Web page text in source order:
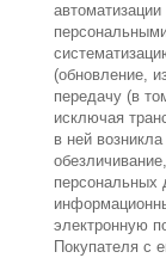
(обновление,
передачу (в
исключая
в ней
персональных
электронную
Покупателя с